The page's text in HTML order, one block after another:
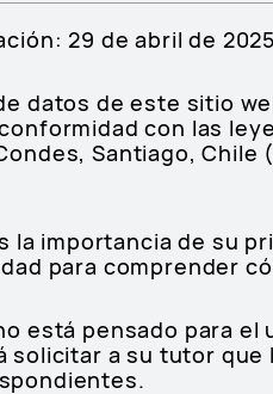
29 de abril de 2025
datos de este sitio
con las
Condes, Santiago,
la importancia de su
para comprender
está pensado para el
solicitar a su tutor